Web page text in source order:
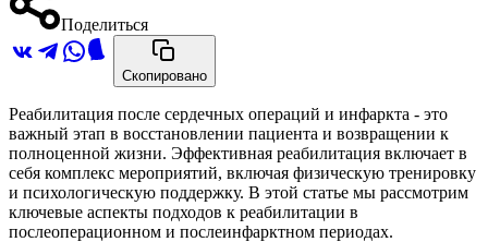
Поделиться
Скопировано
Реабилитация после сердечных операций и инфаркта - это
важный этап в восстановлении пациента и возвращении к
полноценной жизни. Эффективная реабилитация включает в
себя комплекс мероприятий, включая физическую тренировку
и психологическую поддержку. В этой статье мы рассмотрим
ключевые аспекты подходов к реабилитации в
послеоперационном и послеинфарктном периодах.